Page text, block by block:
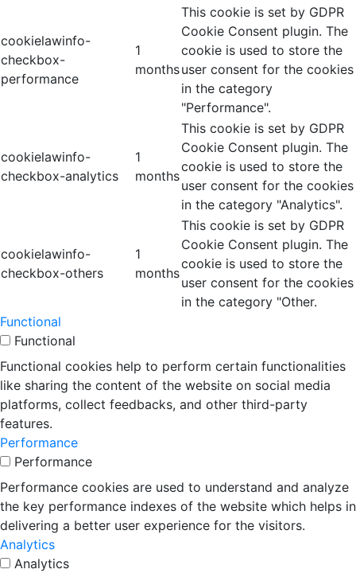
cookielawinfo-
checkbox-
performance
1
months
This cookie is set by GDPR
Cookie Consent plugin. The
cookie is used to store the
user consent for the cookies
in the category
"Performance".
cookielawinfo-
checkbox-analytics
1
months
This cookie is set by GDPR
Cookie Consent plugin. The
cookie is used to store the
user consent for the cookies
in the category "Analytics".
cookielawinfo-
checkbox-others
1
months
This cookie is set by GDPR
Cookie Consent plugin. The
cookie is used to store the
user consent for the cookies
in the category "Other.
Functional
Functional
Functional cookies help to perform certain functionalities
like sharing the content of the website on social media
platforms, collect feedbacks, and other third-party
features.
Performance
Performance
Performance cookies are used to understand and analyze
the key performance indexes of the website which helps in
delivering a better user experience for the visitors.
Analytics
Analytics